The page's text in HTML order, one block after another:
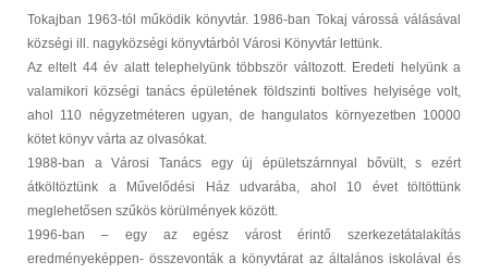
Tokajban 1963-tól működik könyvtár. 1986-ban Tokaj várossá válásával
községi ill. nagyközségi könyvtárból Városi Könyvtár lettünk.
Az eltelt 44 év alatt telephelyünk többször változott. Eredeti helyünk a
valamikori községi tanács épületének földszinti boltíves helyisége volt,
ahol 110 négyzetméteren ugyan, de hangulatos környezetben 10000
kötet könyv várta az olvasókat.
1988-ban a Városi Tanács egy új épületszárnnyal bővült, s ezért
átköltöztünk a Művelődési Ház udvarába, ahol 10 évet töltöttünk
meglehetősen szűkös körülmények között.
1996-ban – egy az egész várost érintő szerkezetátalakítás
eredményeképpen- összevonták a könyvtárat az általános iskolával és